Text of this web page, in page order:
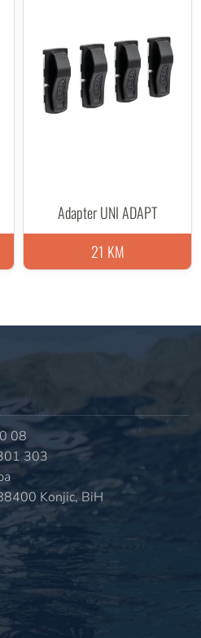
Adapter UNI ADAPT
21 KM
08
303
Konjic, BiH